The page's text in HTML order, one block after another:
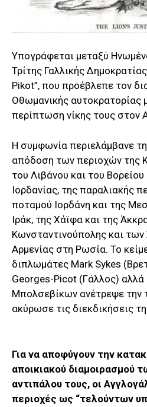
Υπογράφεται μεταξύ
Τρίτης Γαλλικής
Pikot”, που προέβλεπε τον
Οθωμανικής αυτοκρατορίας
περίπτωση νίκης τους στον
Η συμφωνία περιελάμβανε
απόδοση των περιοχών της
του Λιβάνου και του Βορείου
Ιορδανίας, της παραλιακής
ποταμού Ιορδάνη και της
Ιράκ, της Χάϊφα και της
Κωνσταντινούπολης και
Αρμενίας στη Ρωσία. Το
διπλωμάτες Mark Sykes
Georges-Picot (Γάλλος)
Μπολσεβίκων ανέτρεψε την
ακύρωσε τις διεκδικήσεις
Για να αποφύγουν την
αποικιακού διαμοιρασμού
αντιπάλου τους, οι
περιοχές ως “τελούντων